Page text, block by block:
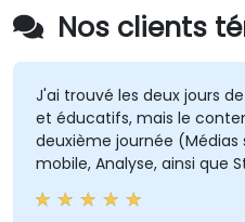
Nos clients
J'ai trouvé les deux jours
et éducatifs, mais le
deuxième journée
mobile, Analyse, ainsi que
m'a été le plus précieux
mon domaine de travail